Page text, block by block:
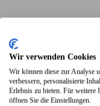
Terrassendielen
Wir verwenden Cookies
Wir können diese zur Analyse
verbessern, personalisierte
Erlebnis zu bieten. Für weitere
öffnen Sie die Einstellungen.